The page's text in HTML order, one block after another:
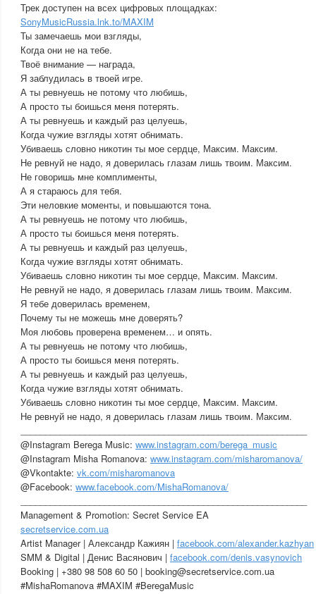
Трек доступен на всех цифровых площадках:
SonyMusicRussia.lnk.to/MAXIM
Ты замечаешь мои взгляды,
Когда они не на тебе.
Твоё внимание — награда,
Я заблудилась в твоей игре.
А ты ревнуешь не потому что любишь,
А просто ты боишься меня потерять.
А ты ревнуешь и каждый раз целуешь,
Когда чужие взгляды хотят обнимать.
Убиваешь словно никотин ты мое сердце, Максим. Максим.
Не ревнуй не надо, я доверилась глазам лишь твоим. Максим.
Не говоришь мне комплименты,
А я стараюсь для тебя.
Эти неловкие моменты, и повышаются тона.
А ты ревнуешь не потому что любишь,
А просто ты боишься меня потерять.
А ты ревнуешь и каждый раз целуешь,
Когда чужие взгляды хотят обнимать.
Убиваешь словно никотин ты мое сердце, Максим. Максим.
Не ревнуй не надо, я доверилась глазам лишь твоим. Максим.
Я тебе доверилась временем,
Почему ты не можешь мне доверять?
Моя любовь проверена временем… и опять.
А ты ревнуешь не потому что любишь,
А просто ты боишься меня потерять.
А ты ревнуешь и каждый раз целуешь,
Когда чужие взгляды хотят обнимать.
Убиваешь словно никотин ты мое сердце, Максим. Максим.
Не ревнуй не надо, я доверилась глазам лишь твоим. Максим.
@Instagram Berega Music: www.instagram.com/berega_music
@Instagram Misha Romanova: www.instagram.com/misharomanova/
@Vkontakte: vk.com/misharomanova
@Facebook: www.facebook.com/MishaRomanova/
Management & Promotion: Secret Service EA
secretservice.com.ua
Artist Manager | Александр Кажиян | facebook.com/alexander.kazhyan
SMM & Digital | Денис Васянович | facebook.com/denis.vasynovich
Booking | +380 98 508 60 50 | booking@secretservice.com.ua
#MishaRomanova #MAXIM #BeregaMusic